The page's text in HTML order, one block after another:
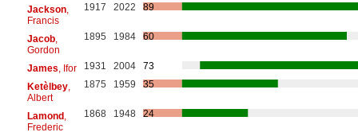
Jackson,
Francis
1917 2022 89
Jacob,
Gordon
1895 1984 60
James , Ifor 1931 2004
73
Ketèlbey,
Albert
1875 1959 35
Lamond,
Frederic
1868 1948 24